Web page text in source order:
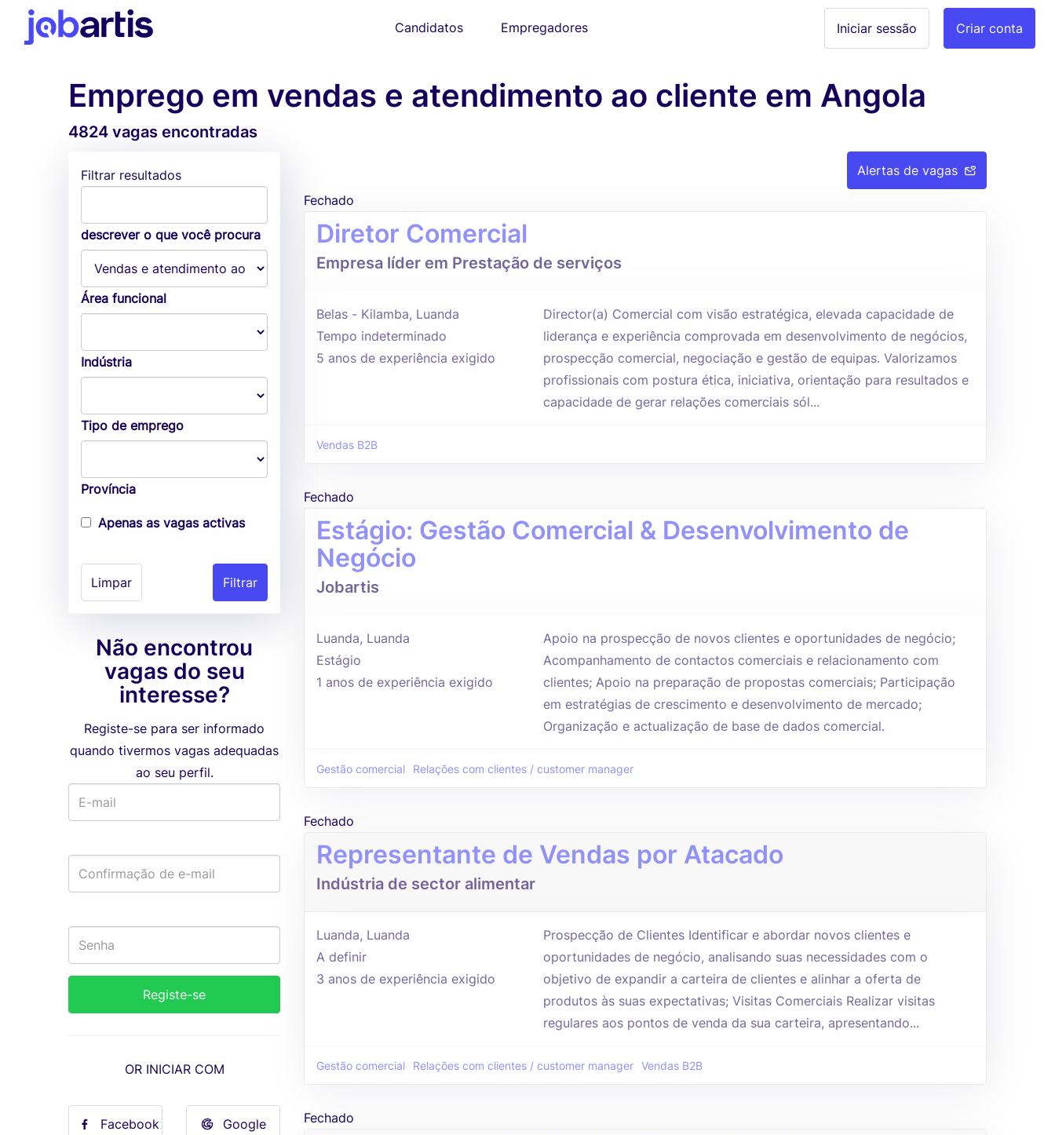
Candidatos Empregadores Criar conta
Iniciar sessão
Emprego em vendas e atendimento ao cliente em Angola
4824 vagas encontradas
Alertas de vagas
Filtrar resultados
descrever o que você procura
Área funcional
Indústria
Tipo de emprego
Província
Apenas as vagas activas
Limpar
Não encontrou
vagas do seu
interesse?
Registe-se para ser informado
quando tivermos vagas adequadas
ao seu perfil.
OR INICIAR COM
Facebook Google
Fechado
Diretor Comercial
Empresa líder em Prestação de serviços
Belas - Kilamba, Luanda
Tempo indeterminado
5 anos de experiência exigido
Director(a) Comercial com visão estratégica, elevada capacidade de
liderança e experiência comprovada em desenvolvimento de negócios,
prospecção comercial, negociação e gestão de equipas. Valorizamos
profissionais com postura ética, iniciativa, orientação para resultados e
capacidade de gerar relações comerciais sól...
Vendas B2B
Fechado
Estágio: Gestão Comercial & Desenvolvimento de
Negócio
Jobartis
Luanda, Luanda
Estágio
1 anos de experiência exigido
Apoio na prospecção de novos clientes e oportunidades de negócio;
Acompanhamento de contactos comerciais e relacionamento com
clientes; Apoio na preparação de propostas comerciais; Participação
em estratégias de crescimento e desenvolvimento de mercado;
Organização e actualização de base de dados comercial.
Gestão comercial Relações com clientes / customer manager
Fechado
Representante de Vendas por Atacado
Indústria de sector alimentar
Luanda, Luanda
A definir
3 anos de experiência exigido
Prospecção de Clientes Identificar e abordar novos clientes e
oportunidades de negócio, analisando suas necessidades com o
objetivo de expandir a carteira de clientes e alinhar a oferta de
produtos às suas expectativas; Visitas Comerciais Realizar visitas
regulares aos pontos de venda da sua carteira, apresentando...
Gestão comercial Relações com clientes / customer manager Vendas B2B
Fechado